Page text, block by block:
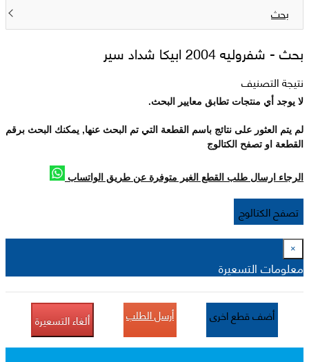
بحث
بحث - شفروليه 2004 ابيكا شداد سير
نتيجة التصنيف
لا يوجد أي منتجات تطابق معايير البحث.
لم يتم العثور على نتائج باسم القطعة التي تم البحث عنها, يمكنك البحث برقم
القطعة او تصفح الكتالوج
الرجاء ارسال طلب القطع الغير متوفرة عن طريق الواتساب
تصفح الكتالوج
×
معلومات التسعيرة
أضف قطع اخرى أرسل الطلب ألغاء التسعيرة